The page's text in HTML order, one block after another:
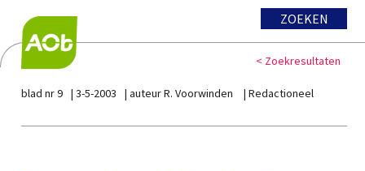
ZOEKEN
< Zoekresultaten
blad nr 9 3-5-2003 auteur R. Voorwinden Redactioneel